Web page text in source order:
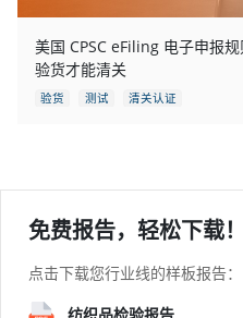
美国 CPSC eFiling 电子申报
验货才能清关
验货 测试 清关认证
免费报告，轻松下载！
点击下载您行业线的样板报告：